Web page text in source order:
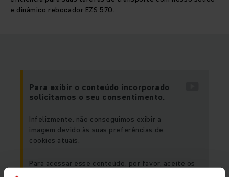
e dinâmico rebocador EZS 570.
Para exibir o conteúdo incorporado
solicitamos o seu consentimento.
Infelizmente, não conseguimos exibir a
imagem devido às suas preferências de
cookies atuais.
Para acessar esse conteúdo, por favor, aceite os